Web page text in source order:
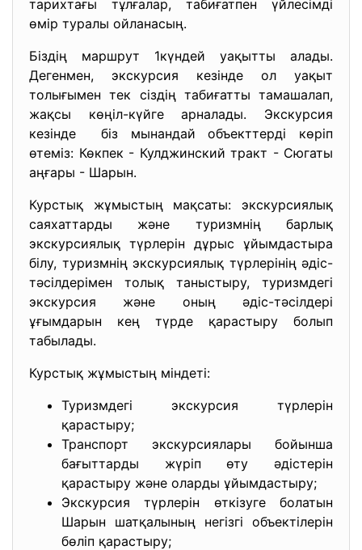
тарихтағы тұлғалар, табиғатпен үйлесімді
өмір туралы ойланасың.
Біздің маршрут 1күндей уақытты алады.
Дегенмен, экскурсия кезінде ол уақыт
толығымен тек сіздің табиғатты тамашалап,
жақсы көңіл-күйге арналады. Экскурсия
кезінде біз мынандай объекттерді көріп
өтеміз: Көкпек - Кулджинский тракт - Сюгаты
аңғары - Шарын.
Курстық жұмыстың мақсаты: экскурсиялық
саяхаттарды және туризмнің барлық
экскурсиялық түрлерін дұрыс ұйымдастыра
білу, туризмнің экскурсиялық түрлерінің әдіс-
тәсілдерімен толық таныстыру, туризмдегі
экскурсия және оның әдіс-тәсілдері
ұғымдарын кең түрде қарастыру болып
табылады.
Курстық жұмыстың міндеті:
Туризмдегі экскурсия түрлерін
қарастыру;
Транспорт экскурсиялары бойынша
бағыттарды жүріп өту әдістерін
қарастыру және оларды ұйымдастыру;
Экскурсия түрлерін өткізуге болатын
Шарын шатқалының негізгі объектілерін
бөліп қарастыру;